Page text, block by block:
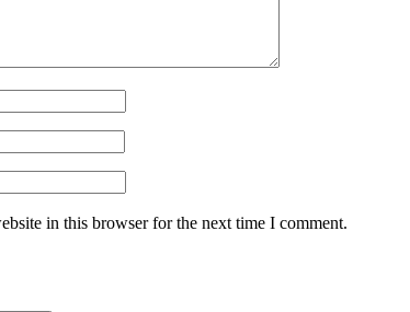
in this browser for the next time I comment.